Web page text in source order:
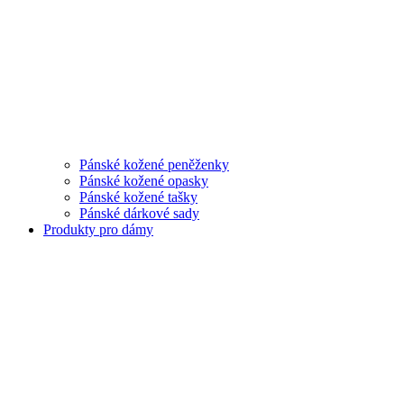
Pánské kožené peněženky
Pánské kožené opasky
Pánské kožené tašky
Pánské dárkové sady
Produkty pro dámy